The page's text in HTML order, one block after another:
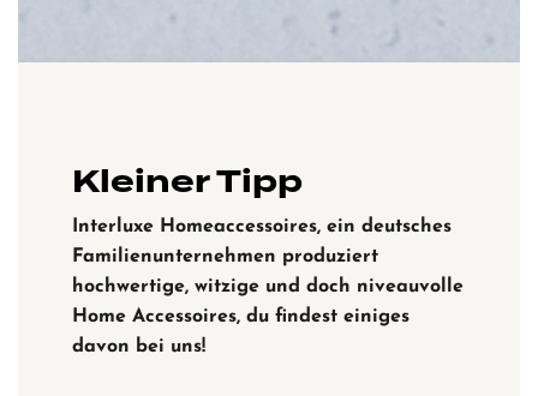
Kleiner Tipp
Interluxe Homeaccessoires, ein deutsches
Familienunternehmen produziert
hochwertige, witzige und doch niveauvolle
Home Accessoires, du findest einiges
davon bei uns!